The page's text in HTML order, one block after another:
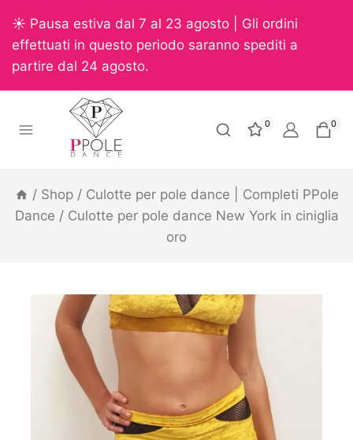
☀️ Pausa estiva dal 7 al 23 agosto | Gli ordini
effettuati in questo periodo saranno spediti a
partire dal 24 agosto.
0 0
/ Shop / Culotte per pole dance | Completi PPole
Dance / Culotte per pole dance New York in ciniglia
oro